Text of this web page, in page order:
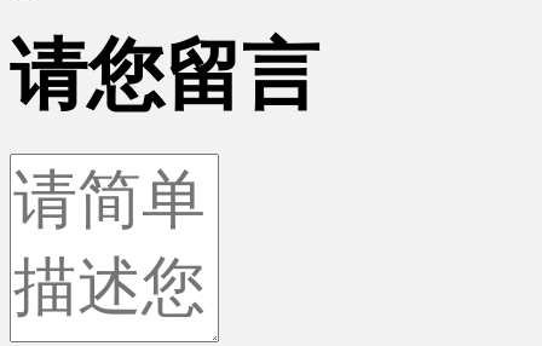
请您留言